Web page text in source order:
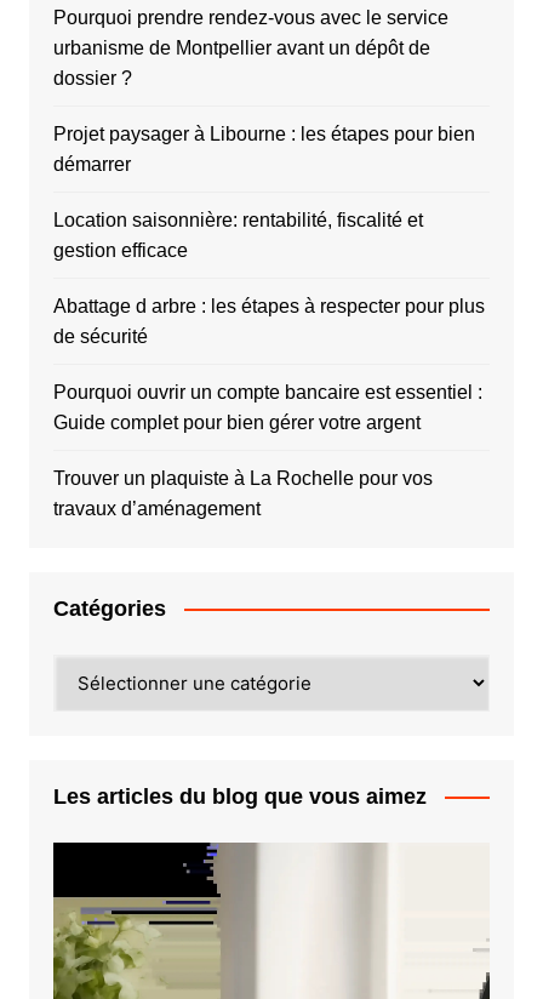
Pourquoi prendre rendez-vous avec le service
urbanisme de Montpellier avant un dépôt de
dossier ?
Projet paysager à Libourne : les étapes pour bien
démarrer
Location saisonnière: rentabilité, fiscalité et
gestion efficace
Abattage d arbre : les étapes à respecter pour plus
de sécurité
Pourquoi ouvrir un compte bancaire est essentiel :
Guide complet pour bien gérer votre argent
Trouver un plaquiste à La Rochelle pour vos
travaux d’aménagement
Catégories
Les articles du blog que vous aimez